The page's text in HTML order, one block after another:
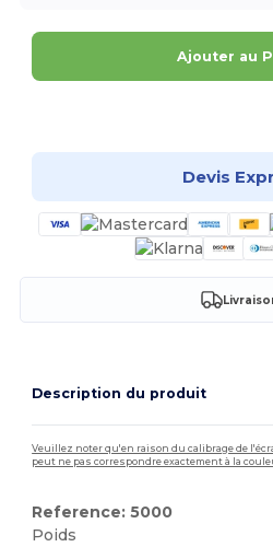
Ajouter au
Devis
Description du produit
Veuillez noter qu'en raison du calibrage de
peut ne pas correspondre exactement à la
Reference: 5000
Poids